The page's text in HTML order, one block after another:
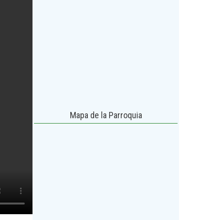
Mapa de la Parroquia